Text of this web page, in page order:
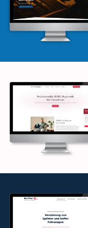
Webdesign & -
Webdesign & -